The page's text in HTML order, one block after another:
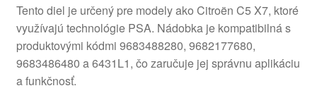
Tento diel je určený pre modely ako Citroën C5 X7, ktoré
využívajú technológie PSA. Nádobka je kompatibilná s
produktovými kódmi 9683488280, 9682177680,
9683486480 a 6431L1, čo zaručuje jej správnu aplikáciu
a funkčnosť.